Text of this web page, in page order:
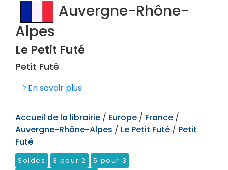
Auvergne-Rhône-
Alpes
Le Petit Futé
Petit Futé
En savoir plus
Accueil de la librairie / Europe / France /
Auvergne-Rhône-Alpes / Le Petit Futé / Petit
Futé
Soldes 3 pour 2
5 pour 3